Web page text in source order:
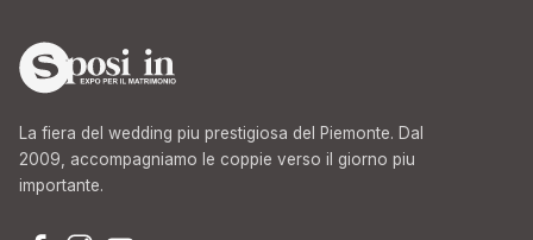
La fiera del wedding piu prestigiosa del Piemonte. Dal
2009, accompagniamo le coppie verso il giorno piu
importante.